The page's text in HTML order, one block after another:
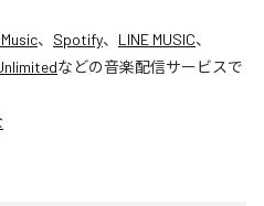
、 Spotify、 LINE MUSIC、
などの音楽配信サービスで